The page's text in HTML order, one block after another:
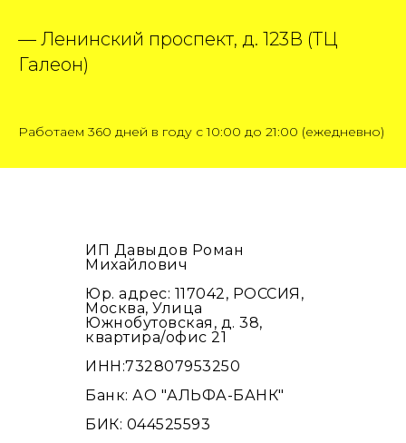
— Ленинский проспект, д. 123В (ТЦ
Галеон)
Работаем 360 дней в году с 10:00 до 21:00 (ежедневно)
ИП Давыдов Роман
Михайлович
Юр. адрес: 117042, РОССИЯ,
Москва, Улица
Южнобутовская, д. 38,
квартира/офис 21
ИНН:732807953250
Банк: АО "АЛЬФА-БАНК"
БИК: 044525593